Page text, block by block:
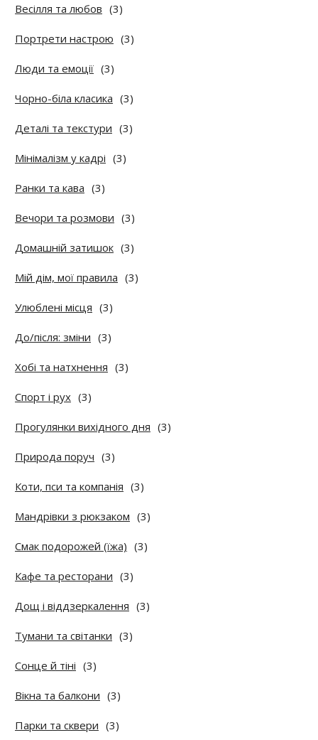
Весілля та любов (3)
Портрети настрою (3)
Люди та емоції (3)
Чорно-біла класика (3)
Деталі та текстури (3)
Мінімалізм у кадрі (3)
Ранки та кава (3)
Вечори та розмови (3)
Домашній затишок (3)
Мій дім, мої правила (3)
Улюблені місця (3)
До/після: зміни (3)
Хобі та натхнення (3)
Спорт і рух (3)
Прогулянки вихідного дня (3)
Природа поруч (3)
Коти, пси та компанія (3)
Мандрівки з рюкзаком (3)
Смак подорожей (їжа) (3)
Кафе та ресторани (3)
Дощ і віддзеркалення (3)
Тумани та світанки (3)
Сонце й тіні (3)
Вікна та балкони (3)
Парки та сквери (3)